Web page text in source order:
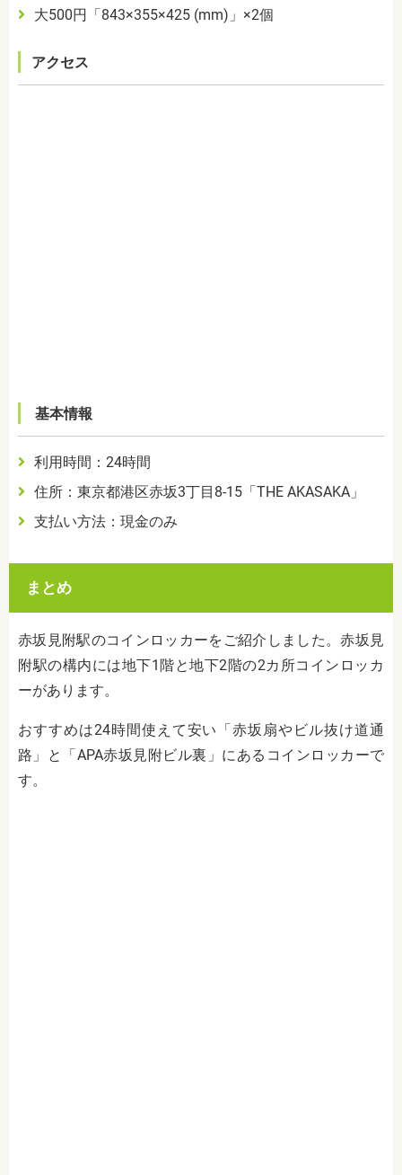
大500円「 843×355×425 (mm) 」×2個
アクセス
基本情報
利用時間： 24時間
住所：東京都港区赤坂3丁目 8-15「 THE AKASAKA」
支払い方法：現金のみ
まとめ
赤坂見附駅のコインロッカーをご紹介しました。赤坂見
附駅の構内には地下1 階と地下2階の2カ所コインロッカ
ーがあります。
おすすめは24時間使えて安い「赤坂扇やビル抜け道通
路」と「 APA赤坂見附ビル裏」にあるコインロッカーで
す。